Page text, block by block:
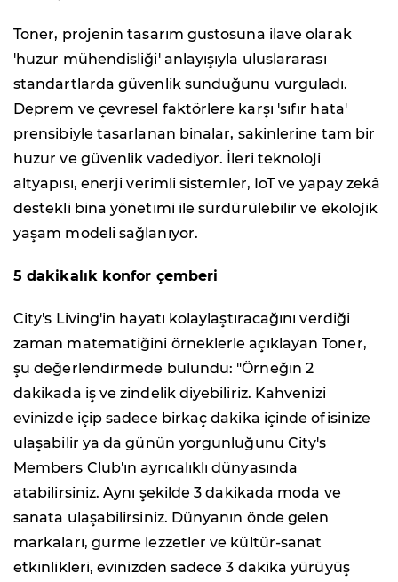
Toner, projenin tasarım gustosuna ilave olarak
'huzur mühendisliği' anlayışıyla uluslararası
standartlarda güvenlik sunduğunu vurguladı.
Deprem ve çevresel faktörlere karşı 'sıfır hata'
prensibiyle tasarlanan binalar, sakinlerine tam bir
huzur ve güvenlik vadediyor. İleri teknoloji
altyapısı, enerji verimli sistemler, IoT ve yapay zekâ
destekli bina yönetimi ile sürdürülebilir ve ekolojik
yaşam modeli sağlanıyor.
5 dakikalık konfor çemberi
City's Living'in hayatı kolaylaştıracağını verdiği
zaman matematiğini örneklerle açıklayan Toner,
şu değerlendirmede bulundu: "Örneğin 2
dakikada iş ve zindelik diyebiliriz. Kahvenizi
evinizde içip sadece birkaç dakika içinde ofisinize
ulaşabilir ya da günün yorgunluğunu City's
Members Club'ın ayrıcalıklı dünyasında
atabilirsiniz. Aynı şekilde 3 dakikada moda ve
sanata ulaşabilirsiniz. Dünyanın önde gelen
markaları, gurme lezzetler ve kültür-sanat
etkinlikleri, evinizden sadece 3 dakika yürüyüş